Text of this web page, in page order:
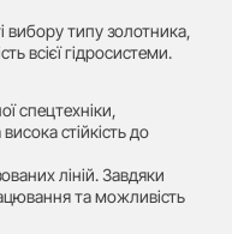
вибору типу золотника,
всієї гідросистеми.
спецтехніки,
стійкість до
ліній. Завдяки
та можливість